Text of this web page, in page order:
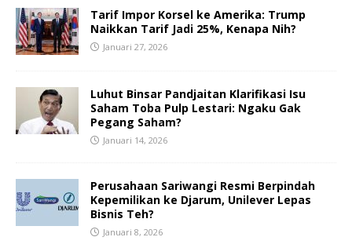
Tarif Impor Korsel ke Amerika: Trump
Naikkan Tarif Jadi 25%, Kenapa Nih?
Januari 27, 2026
Luhut Binsar Pandjaitan Klarifikasi Isu
Saham Toba Pulp Lestari: Ngaku Gak
Pegang Saham?
Januari 14, 2026
Perusahaan Sariwangi Resmi Berpindah
Kepemilikan ke Djarum, Unilever Lepas
Bisnis Teh?
Januari 8, 2026